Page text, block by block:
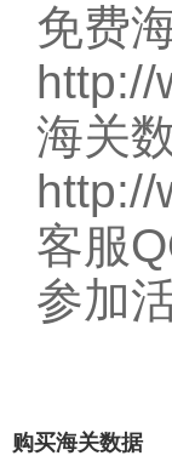
免费
http://
海关
http://
客服
参加
购买海关数据